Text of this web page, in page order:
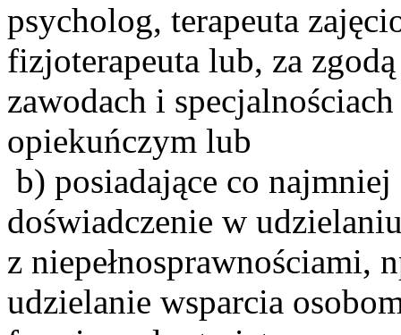
psycholog, terapeuta
fizjoterapeuta lub, za
zawodach i
opiekuńczym lub
b) posiadające co
doświadczenie w
z niepełnosprawnościami,
udzielanie wsparcia